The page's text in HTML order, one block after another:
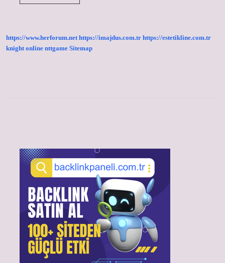
https://www.herforum.net https://imajdus.com.tr https://estetikline.com.tr
knight online nttgame Sitemap